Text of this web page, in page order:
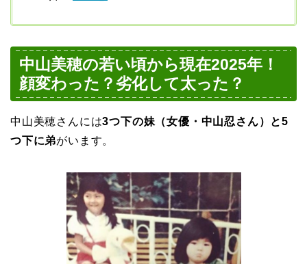
中山美穂の若い頃から現在2025年！
顔変わった？劣化して太った？
中山美穂さんには3つ下の妹（女優・中山忍さん）と5
つ下に弟がいます。